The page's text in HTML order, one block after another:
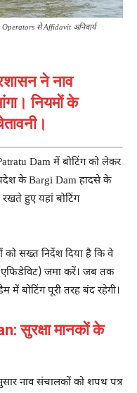
से Affidavit अनिवार्य
ने नाव
नियमों के
Dam में बोटिंग को लेकर
केBargi Dam हादसे के
रखते हुए यहां बोटिंग
सख्त निर्देश दिया है कि वे
जमा करें। जब तक
में बोटिंग पूरी तरह बंद रहेगी।
सुरक्षा मानकों के
नाव संचालकों को शपथ पत्र